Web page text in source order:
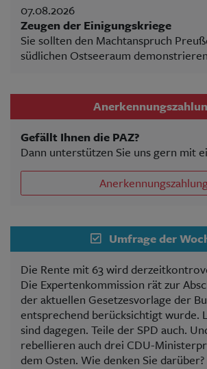
07.08.2026
Zeugen der Einigungskriege
Sie sollten den Machtanspruch
südlichen Ostseeraum
Gefällt Ihnen die PAZ?
Dann unterstützen Sie uns gern mit
Umfrage der
Die Rente mit 63 wird
Die Expertenkommission rät zur
der aktuellen Gesetzesvorlage der
entsprechend berücksichtigt wurde.
sind dagegen. Teile der SPD auch.
rebellieren auch drei CDU-
dem Osten. Wie denken Sie darüber?